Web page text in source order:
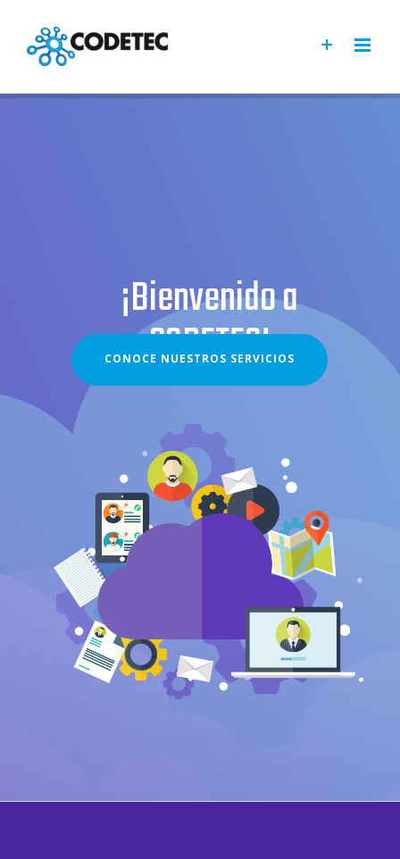
contenido
CONOCE NUESTROS SERVICIOS
¡Bienvenido a
CODETEC!